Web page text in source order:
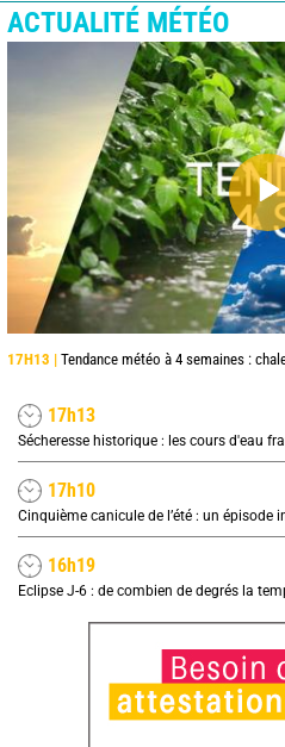
ACTUALITÉ MÉTÉO
17H13 | Tendance météo à 4 semaines :
17h13
Sécheresse historique : les cours d'eau
17h10
16h19